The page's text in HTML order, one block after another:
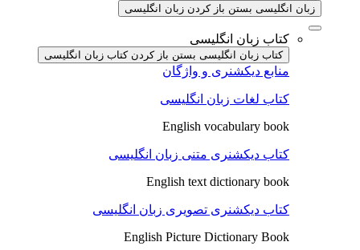
زبان انگلیسی بستن باز کردن زبان انگلیسی
کتاب زبان انگلیسی
کتاب زبان انگلیسی بستن باز کردن کتاب زبان انگلیسی
منابع دیکشنری و واژگان
کتاب لغات زبان انگلیسی
English vocabulary book
کتاب دیکشنری متنی زبان انگلیسی
English text dictionary book
کتاب دیکشنری تصویری زبان انگلیسی
English Picture Dictionary Book